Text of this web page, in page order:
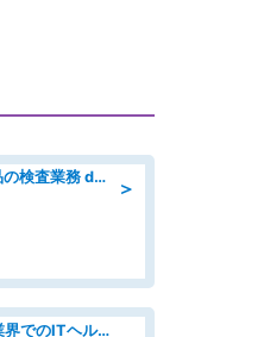
＞
デンソーで働こう!小型部品の検査業務 denso aichi
ヘルプデスク/外資系保険業界でのITヘルプデスク業務/駅近/即日勤務可/ヘルプデスク